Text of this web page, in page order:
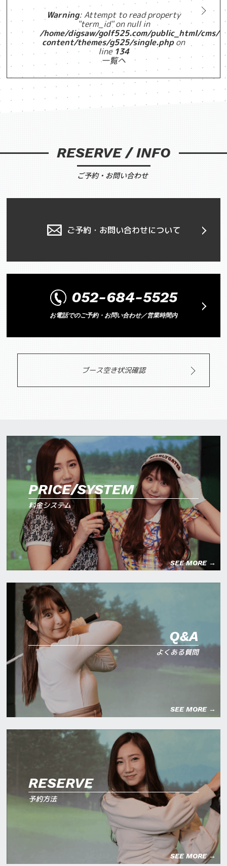
Warning: Attempt to read property
"term_id" on null in
/home/digsaw/golf525.com/public_html/cms/
content/themes/g525/single.phpon
line 134
一覧へ
RESERVE / INFO
ご予約・お問い合わせ
ご予約・お問い合わせについて
052-684-5525
お電話でのご予約・お問い合わせ／営業時間内
ブース空き状況確認
PRICE/SYSTEM
料金システム
SEE MORE →
Q&A
よくある質問
SEE MORE →
RESERVE
予約方法
SEE MORE →